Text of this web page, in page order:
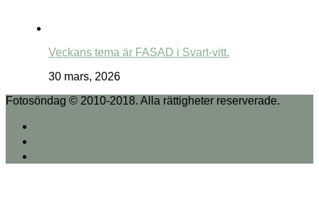
Veckans tema är FASAD i Svart-vitt.
30 mars, 2026
Fotosöndag © 2010-2018. Alla rättigheter reserverade.